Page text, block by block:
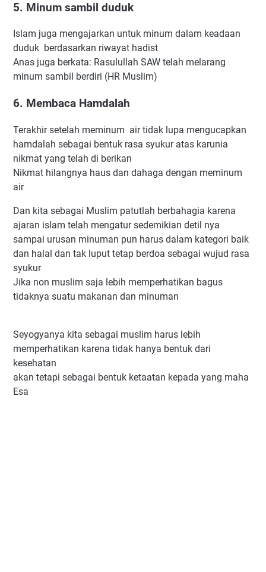
5. Minum sambil duduk
Islam juga mengajarkan untuk minum dalam keadaan
duduk berdasarkan riwayat hadist
Anas juga berkata: Rasulullah SAW telah melarang
minum sambil berdiri (HR Muslim)
6. Membaca Hamdalah
Terakhir setelah meminum air tidak lupa mengucapkan
hamdalah sebagai bentuk rasa syukur atas karunia
nikmat yang telah di berikan
Nikmat hilangnya haus dan dahaga dengan meminum
air
Dan kita sebagai Muslim patutlah berbahagia karena
ajaran islam telah mengatur sedemikian detil nya
sampai urusan minuman pun harus dalam kategori baik
dan halal dan tak luput tetap berdoa sebagai wujud rasa
syukur
Jika non muslim saja lebih memperhatikan bagus
tidaknya suatu makanan dan minuman
Seyogyanya kita sebagai muslim harus lebih
memperhatikan karena tidak hanya bentuk dari
kesehatan
akan tetapi sebagai bentuk ketaatan kepada yang maha
Esa